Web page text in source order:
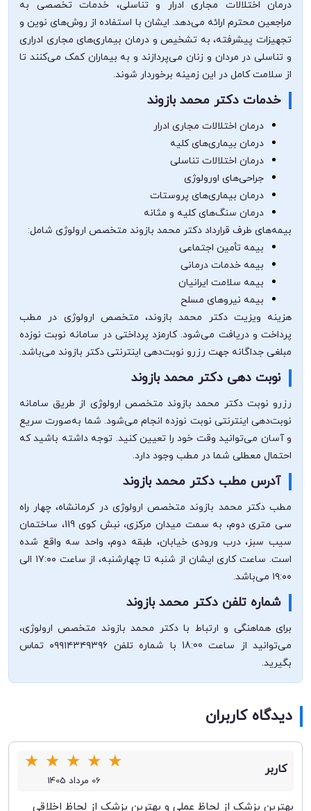
درمان اختلالات مجاری ادرار و تناسلی، خدمات تخصصی به
مراجعین محترم ارائه می‌دهد. ایشان با استفاده از روش‌های نوین و
تجهیزات پیشرفته، به تشخیص و درمان بیماری‌های مجاری ادراری
و تناسلی در مردان و زنان می‌پردازند و به بیماران کمک می‌کنند تا
از سلامت کامل در این زمینه برخوردار شوند.
خدمات دکتر محمد بازوند
درمان اختلالات مجاری ادرار
درمان بیماری‌های کلیه
درمان اختلالات تناسلی
جراحی‌های اورولوژی
درمان بیماری‌های پروستات
درمان سنگ‌های کلیه و مثانه
بیمه‌های طرف قرارداد دکتر محمد بازوند متخصص ارولوژی شامل:
بیمه تأمین اجتماعی
بیمه خدمات درمانی
بیمه سلامت ایرانیان
بیمه نیروهای مسلح
هزینه ویزیت دکتر محمد بازوند، متخصص ارولوژی در مطب
پرداخت و دریافت می‌شود. کارمزد پرداختی در سامانه نوبت نوزده
مبلغی جداگانه جهت رزرو نوبت‌دهی اینترنتی دکتر بازوند می‌باشد.
نوبت دهی دکتر محمد بازوند
رزرو نوبت دکتر محمد بازوند متخصص ارولوژی از طریق سامانه
نوبت‌دهی اینترنتی نوبت نوزده انجام می‌شود. شما به‌صورت سریع
و آسان می‌توانید وقت خود را تعیین کنید. توجه داشته باشید که
احتمال معطلی شما در مطب وجود دارد.
آدرس مطب دکتر محمد بازوند
مطب دکتر محمد بازوند متخصص ارولوژی در کرمانشاه، چهار راه
سی متری دوم، به سمت میدان مرکزی، نبش کوی 119، ساختمان
سیب سبز، درب ورودی خیابان، طبقه دوم، واحد سه واقع شده
است. ساعت کاری ایشان از شنبه تا چهارشنبه، از ساعت ۱۷:۰۰ الی
۱۹:۰۰ می‌باشد.
شماره تلفن دکتر محمد بازوند
برای هماهنگی و ارتباط با دکتر محمد بازوند متخصص ارولوژی،
می‌توانید از ساعت 18:00 با شماره تلفن ۰۹۹۱۴۳۴۹۳۹۶ تماس
بگیرید.
دیدگاه کاربران
کاربر ★
★
★
★
★
06 مرداد 1405
بهترین پزشک از لحاظ عملی و بهترین پزشک از لحاظ اخلاقی